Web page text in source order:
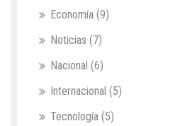
Economía (9)
Noticias (7)
Nacional (6)
Internacional (5)
Tecnología (5)